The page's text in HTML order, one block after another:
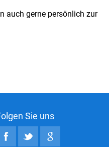
auch gerne persönlich zur
Sie uns